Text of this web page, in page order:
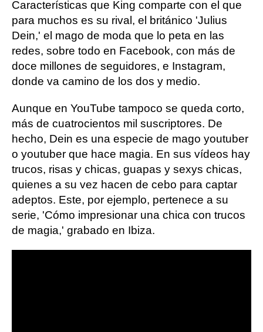
Características que King comparte con el que
para muchos es su rival, el británico 'Julius
Dein,' el mago de moda que lo peta en las
redes, sobre todo en Facebook, con más de
doce millones de seguidores, e Instagram,
donde va camino de los dos y medio.
Aunque en YouTube tampoco se queda corto,
más de cuatrocientos mil suscriptores. De
hecho, Dein es una especie de mago youtuber
o youtuber que hace magia. En sus vídeos hay
trucos, risas y chicas, guapas y sexys chicas,
quienes a su vez hacen de cebo para captar
adeptos. Este, por ejemplo, pertenece a su
serie, 'Cómo impresionar una chica con trucos
de magia,' grabado en Ibiza.